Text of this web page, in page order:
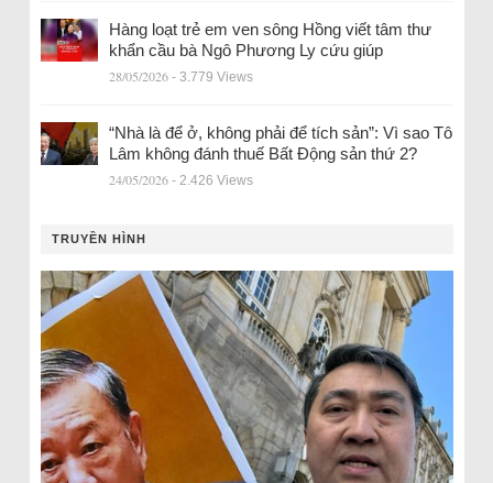
Hàng loạt trẻ em ven sông Hồng viết tâm thư
khẩn cầu bà Ngô Phương Ly cứu giúp
28/05/2026 - 3.779 Views
“Nhà là để ở, không phải để tích sản”: Vì sao Tô
Lâm không đánh thuế Bất Động sản thứ 2?
24/05/2026 - 2.426 Views
TRUYỀN HÌNH